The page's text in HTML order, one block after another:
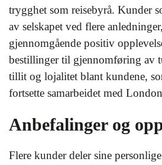
trygghet som reisebyrå. Kunder
av selskapet ved flere
gjennomgående positiv
bestillinger til gjennomføring av
tillit og lojalitet blant kundene,
fortsette samarbeidet med
Anbefalinger og
Flere kunder deler sine